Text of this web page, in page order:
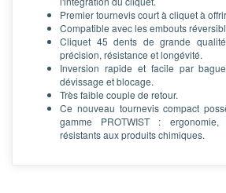
Premier tournevis court à cliquet à
Compatible avec les embouts
Cliquet 45 dents de grande
précision, résistance et longévité.
Inversion rapide et facile par
dévissage et blocage.
Très faible couple de retour.
Ce nouveau tournevis compact
gamme PROTWIST :
résistants aux produits chimiques.